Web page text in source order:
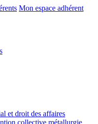
Mon espace adhérent
et droit des affaires
collective métallurgie